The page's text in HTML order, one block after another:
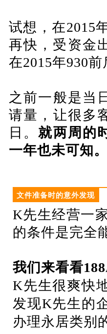
试想，在2015
再快，受资金
在2015年930
之前一般是当
请量，让很多
日。就两周的
一年也未可知。
文件准备时的意外发现
K先生经营一
的条件是完全
我们来看看
K先生很爽快
发现K先生的
办理永居类别